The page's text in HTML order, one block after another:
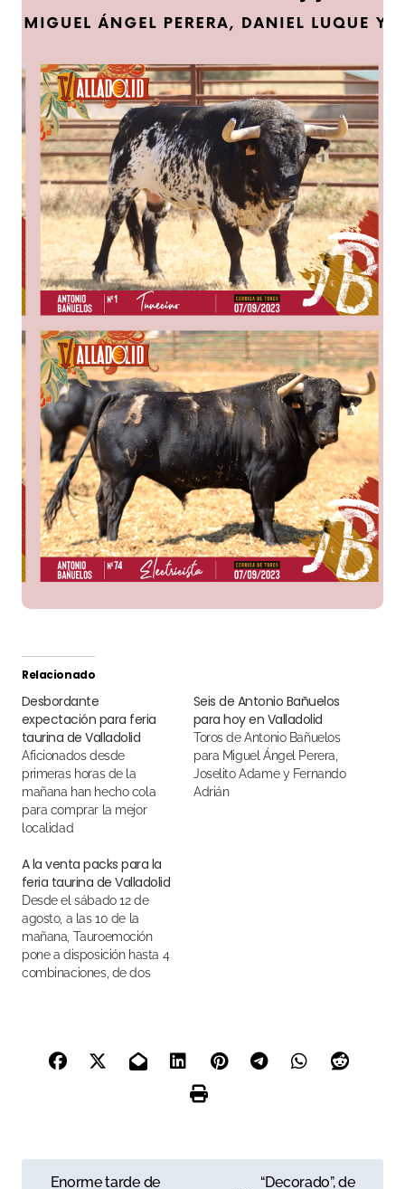
Relacionado
Desbordante
expectación para feria
taurina de Valladolid
Aficionados desde
primeras horas de la
mañana han hecho cola
para comprar la mejor
localidad
Seis de Antonio Bañuelos
para hoy en Valladolid
Toros de Antonio Bañuelos
para Miguel Ángel Perera,
Joselito Adame y Fernando
Adrián
A la venta packs para la
feria taurina de Valladolid
Desde el sábado 12 de
agosto, a las 10 de la
mañana, Tauroemoción
pone a disposición hasta 4
combinaciones, de dos
Enorme tarde de
“Decorado”, de